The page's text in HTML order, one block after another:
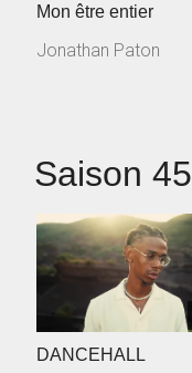
Mon être entier
Jonathan Paton
Saison 45
DANCEHALL